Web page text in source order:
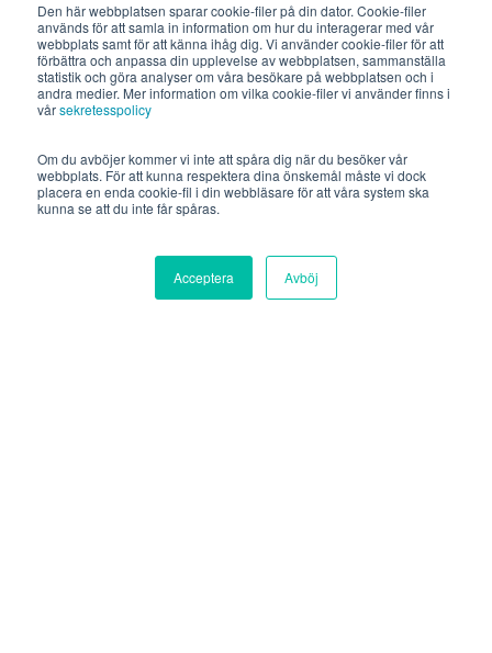
Den här webbplatsen sparar cookie-filer på din dator. Cookie-filer
används för att samla in information om hur du interagerar med vår
webbplats samt för att känna ihåg dig. Vi använder cookie-filer för att
förbättra och anpassa din upplevelse av webbplatsen, sammanställa
statistik och göra analyser om våra besökare på webbplatsen och i
andra medier. Mer information om vilka cookie-filer vi använder finns i
vårsekretesspolicy
Om du avböjer kommer vi inte att spåra dig när du besöker vår
webbplats. För att kunna respektera dina önskemål måste vi dock
placera en enda cookie-fil i din webbläsare för att våra system ska
kunna se att du inte får spåras.
Acceptera Avböj
key
b
o
a
r